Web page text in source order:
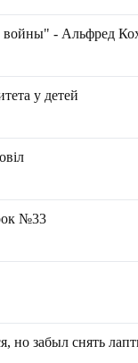
войны" - Альфред
у детей
№33
но забыл снять